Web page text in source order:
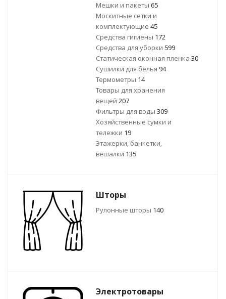
Мешки и пакеты 65
Москитные сетки и
комплектующие 45
Средства гигиены 172
Средства для уборки 599
Статическая оконная пленка 30
Сушилки для белья 94
Термометры 14
Товары для хранения
вещей 207
Фильтры для воды 309
Хозяйственные сумки и
тележки 19
Этажерки, банкетки,
вешалки 135
Шторы
Рулонные шторы 140
Электротовары